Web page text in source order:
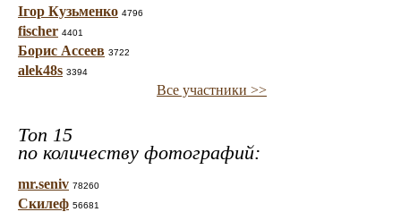
Ігор Кузьменко 4796
fischer 4401
Борис Ассеев 3722
alek48s 3394
Все участники >>
Топ 15
по количеству фотографий:
mr.seniv 78260
Скилеф 56681